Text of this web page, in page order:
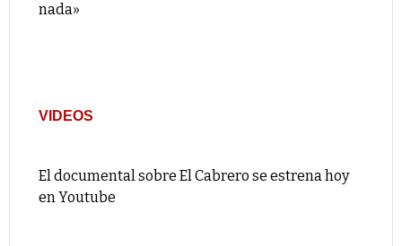
nada»
VIDEOS
El documental sobre El Cabrero se estrena hoy
en Youtube